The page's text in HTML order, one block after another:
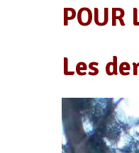
POUR
Les